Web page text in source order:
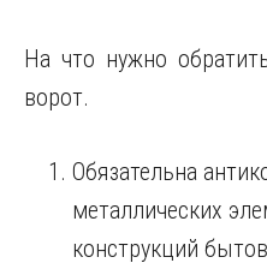
На что нужно
ворот.
Обязательна
металлических
конструкций